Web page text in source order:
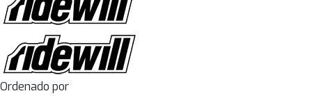
Ordenado por